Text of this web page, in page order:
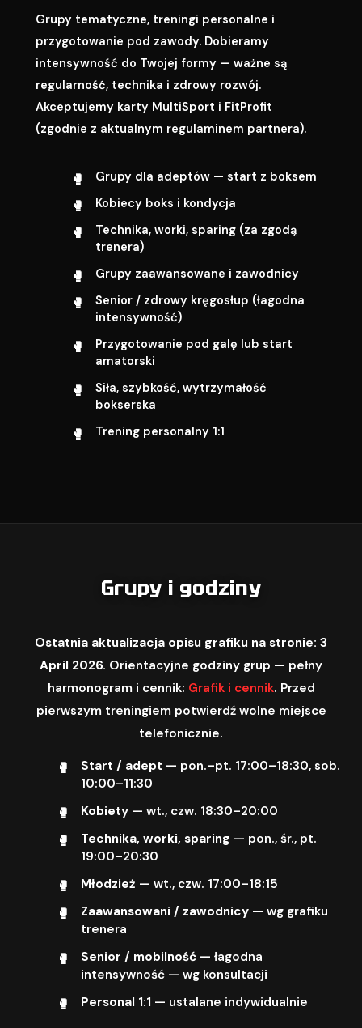
Grupy tematyczne, treningi personalne i
przygotowanie pod zawody. Dobieramy
intensywność do Twojej formy — ważne są
regularność, technika i zdrowy rozwój.
Akceptujemy karty MultiSport i FitProfit
(zgodnie z aktualnym regulaminem partnera).
Grupy dla adeptów — start z boksem
Kobiecy boks i kondycja
Technika, worki, sparing (za zgodą
trenera)
Grupy zaawansowane i zawodnicy
Senior / zdrowy kręgosłup (łagodna
intensywność)
Przygotowanie pod galę lub start
amatorski
Siła, szybkość, wytrzymałość
bokserska
Trening personalny 1:1
Grupy i godziny
Ostatnia aktualizacja opisu grafiku na stronie: 3
April 2026. Orientacyjne godziny grup — pełny
harmonogram i cennik: Grafik i cennik. Przed
pierwszym treningiem potwierdź wolne miejsce
telefonicznie.
Start / adept — pon.–pt. 17:00–18:30, sob.
10:00–11:30
Kobiety— wt., czw. 18:30–20:00
Technika, worki, sparing — pon., śr., pt.
19:00–20:30
Młodzież — wt., czw. 17:00–18:15
Zaawansowani / zawodnicy— wg grafiku
trenera
Senior / mobilność— łagodna
intensywność — wg konsultacji
Personal 1:1 — ustalane indywidualnie